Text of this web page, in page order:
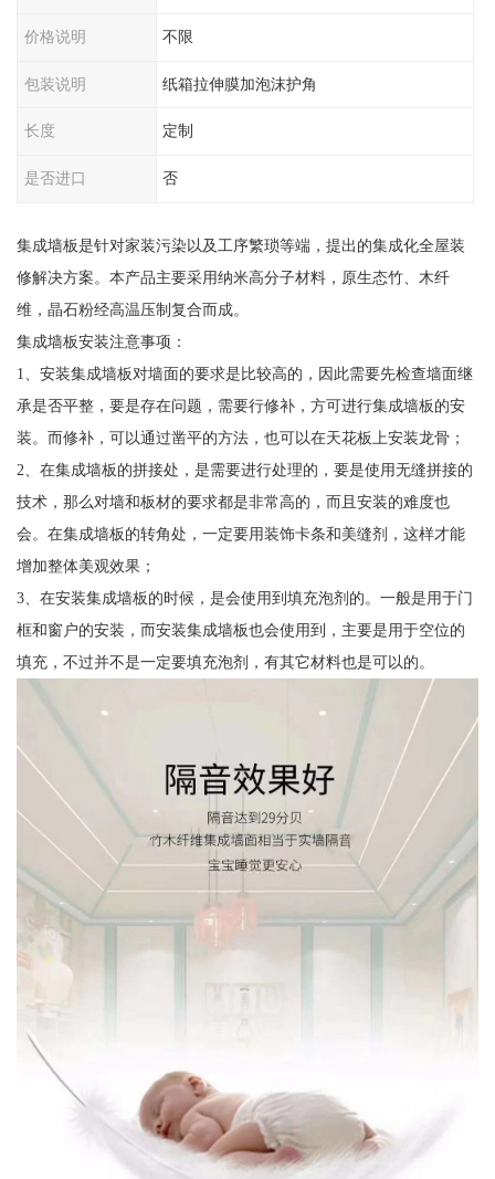
价格说明 不限
包装说明 纸箱拉伸膜加泡沫护角
长度 定制
是否进口 否
集成墙板是针对家装污染以及工序繁琐等端，提出的集成化全屋装
修解决方案。本产品主要采用纳米高分子材料，原生态竹、木纤
维，晶石粉经高温压制复合而成。
集成墙板安装注意事项：
1、安装集成墙板对墙面的要求是比较高的，因此需要先检查墙面继
承是否平整，要是存在问题，需要行修补，方可进行集成墙板的安
装。而修补，可以通过凿平的方法，也可以在天花板上安装龙骨；
2、在集成墙板的拼接处，是需要进行处理的，要是使用无缝拼接的
技术，那么对墙和板材的要求都是非常高的，而且安装的难度也
会。在集成墙板的转角处，一定要用装饰卡条和美缝剂，这样才能
增加整体美观效果；
3、在安装集成墙板的时候，是会使用到填充泡剂的。一般是用于门
框和窗户的安装，而安装集成墙板也会使用到，主要是用于空位的
填充，不过并不是一定要填充泡剂，有其它材料也是可以的。